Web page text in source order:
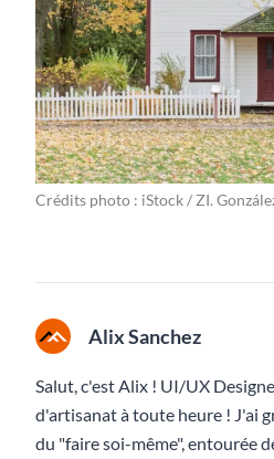
Crédits photo : iStock / ZI.
Alix Sanchez
Salut, c'est Alix ! UI/UX
d'artisanat à toute heure ! J'ai
du "faire soi-même", entourée